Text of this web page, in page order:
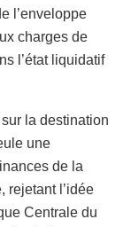
l’enveloppe
charges de
l’état liquidatif
la destination
une
de la
rejetant l’idée
Centrale du